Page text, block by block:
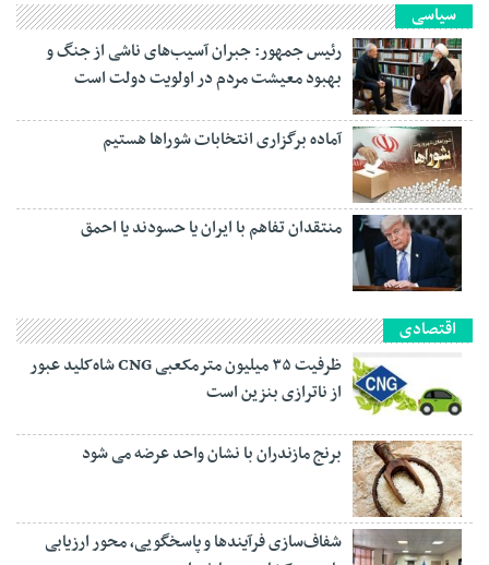
سیاسی
رئیس جمهور: جبران آسیب‌های ناشی از جنگ و
بهبود معیشت مردم در اولویت دولت است
آماده برگزاری انتخابات شورا‌ها هستیم
منتقدان تفاهم با ایران یا حسودند یا احمق
اقتصادی
ظرفیت ۳۵ میلیون مترمکعبی CNG شاه‌کلید عبور
از ناترازی بنزین است
برنج مازندران با نشان واحد عرضه می شود
شفاف‌سازی فرآیند‌ها و پاسخگویی، محور ارزیابی